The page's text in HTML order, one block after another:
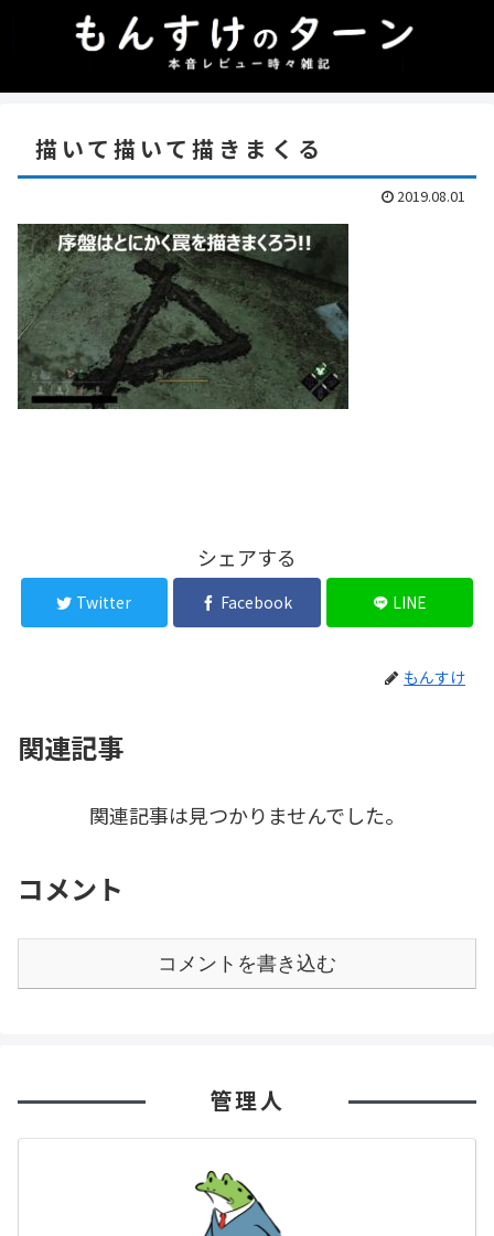
描いて描いて描きまくる
2019.08.01
シェアする
Twitter Facebook LINE
もんすけ
関連記事
関連記事は見つかりませんでした。
コメント
コメントを書き込む
管理人